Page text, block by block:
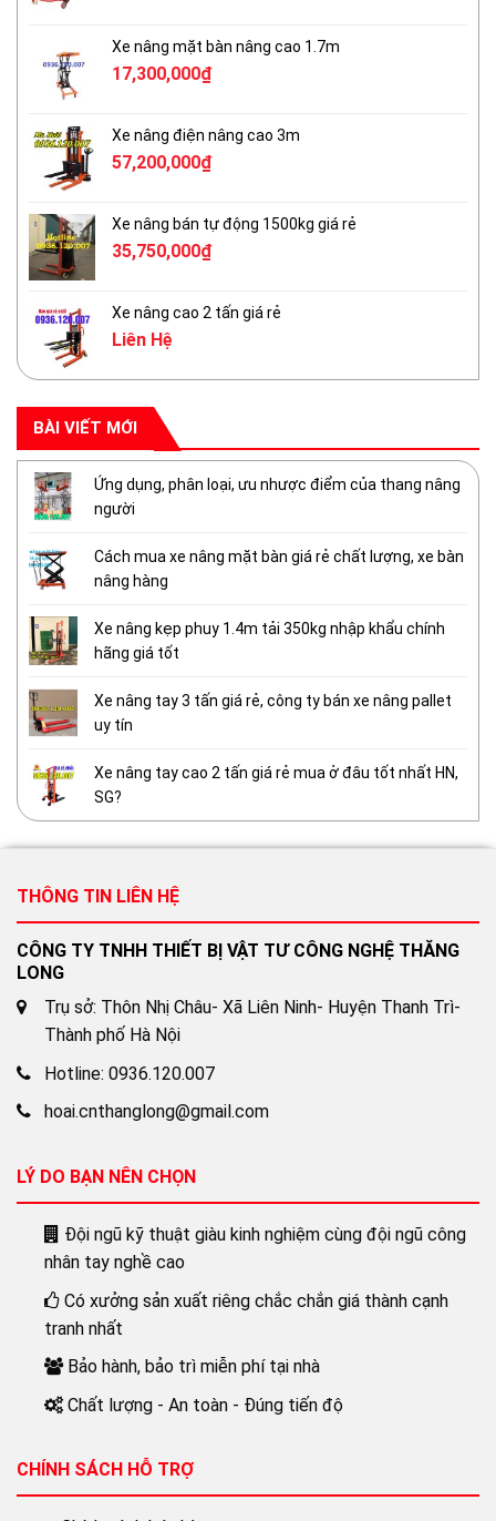
Xe nâng mặt bàn nâng cao 1.7m
17,300,000₫
Xe nâng điện nâng cao 3m
57,200,000₫
Xe nâng bán tự động 1500kg giá rẻ
35,750,000₫
Xe nâng cao 2 tấn giá rẻ
Liên Hệ
BÀI VIẾT MỚI
Ứng dụng, phân loại, ưu nhược điểm của thang nâng
người
Cách mua xe nâng mặt bàn giá rẻ chất lượng, xe bàn
nâng hàng
Xe nâng kẹp phuy 1.4m tải 350kg nhập khẩu chính
hãng giá tốt
Xe nâng tay 3 tấn giá rẻ, công ty bán xe nâng pallet
uy tín
Xe nâng tay cao 2 tấn giá rẻ mua ở đâu tốt nhất HN,
SG?
THÔNG TIN LIÊN HỆ
CÔNG TY TNHH THIẾT BỊ VẬT TƯ CÔNG NGHỆ THĂNG
LONG
Trụ sở: Thôn Nhị Châu- Xã Liên Ninh- Huyện Thanh Trì-
Thành phố Hà Nội
Hotline: 0936.120.007
hoai.cnthanglong@gmail.com
LÝ DO BẠN NÊN CHỌN
Đội ngũ kỹ thuật giàu kinh nghiệm cùng đội ngũ công
nhân tay nghề cao
Có xưởng sản xuất riêng chắc chắn giá thành cạnh
tranh nhất
Bảo hành, bảo trì miễn phí tại nhà
Chất lượng - An toàn - Đúng tiến độ
CHÍNH SÁCH HỖ TRỢ